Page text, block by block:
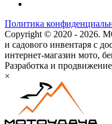
Политика
Copyright © 2020 - 2026.
и садового инвентаря с
интернет-магазин мото,
Разработка и
×